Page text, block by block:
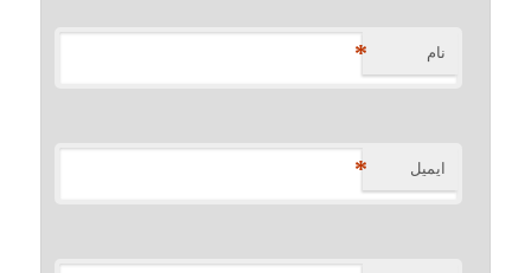
نام *
ایمیل *